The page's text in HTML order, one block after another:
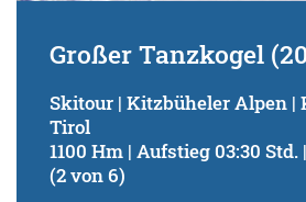
Großer Tanzkogel
Skitour | Kitzbüheler Alpen |
Tirol
1100 Hm | Aufstieg 03:30
(2 von 6)